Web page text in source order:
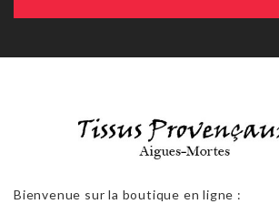
Bienvenue sur la boutique en ligne :